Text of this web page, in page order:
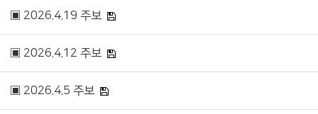
▣ 2026.4.19 주보
▣ 2026.4.12 주보
▣ 2026.4.5 주보